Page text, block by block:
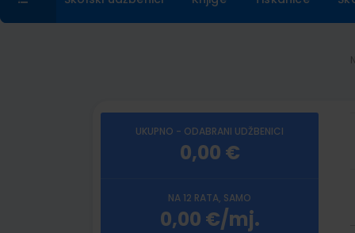
UKUPNO - ODABRANI UDŽBENICI
0,00 €
NA 12 RATA, SAMO
0,00 €/mj.